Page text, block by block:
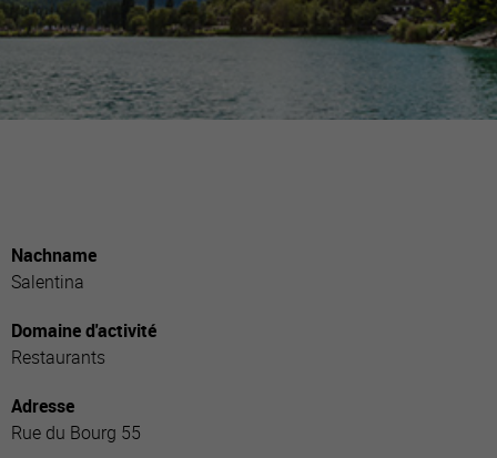
Nachname
Salentina
Domaine d'activité
Restaurants
Adresse
Rue du Bourg 55